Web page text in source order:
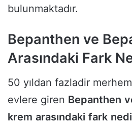
bulunmaktadır.
Bepanthen ve
Arasındaki Fark
50 yıldan fazladir
evlere giren Bepanthen
krem arasındaki fark